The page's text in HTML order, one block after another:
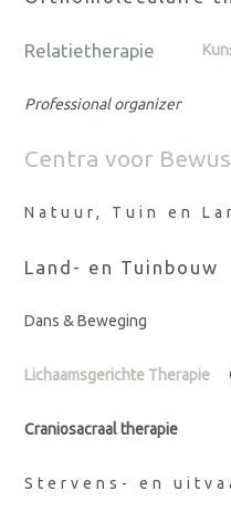
Relatietherapie
Professional organizer
Centra voor
Natuur, Tuin en
Land- en Tuinbouw
Dans & Beweging
Lichaamsgerichte Therapie
Craniosacraal therapie
Stervens- en